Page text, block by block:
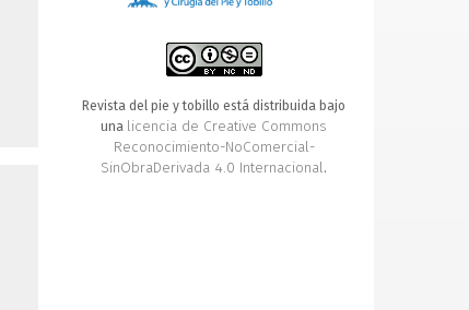
Revista del pie y tobillo está distribuida bajo
una licencia de Creative Commons
Reconocimiento-NoComercial-
SinObraDerivada 4.0 Internacional.